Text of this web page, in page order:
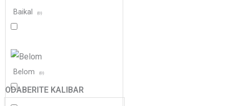
Baikal (0)
Belom (0)
ODABERITE KALIBAR